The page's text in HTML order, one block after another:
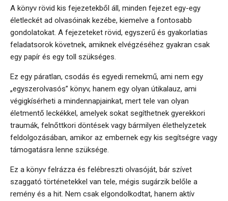
A könyv rövid kis fejezetekből áll, minden fejezet egy-egy
életleckét ad olvasóinak kezébe, kiemelve a fontosabb
gondolatokat. A fejezeteket rövid, egyszerű és gyakorlatias
feladatsorok követnek, amiknek elvégzéséhez gyakran csak
egy papír és egy toll szükséges.
Ez egy páratlan, csodás és egyedi remekmű, ami nem egy
„egyszerolvasós” könyv, hanem egy olyan útikalauz, ami
végigkísérheti a mindennapjainkat, mert tele van olyan
életmentő leckékkel, amelyek sokat segíthetnek gyerekkori
traumák, felnőttkori döntések vagy bármilyen élethelyzetek
feldolgozásában, amikor az embernek egy kis segítségre vagy
támogatásra lenne szüksége.
Ez a könyv felrázza és felébreszti olvasóját, bár szívet
szaggató történetekkel van tele, mégis sugárzik belőle a
remény és a hit. Nem csak elgondolkodtat, hanem aktív